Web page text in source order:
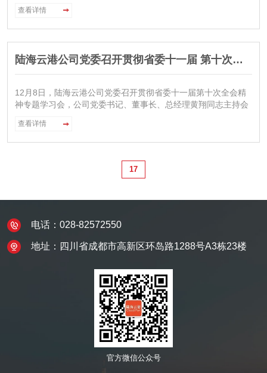
观看爱国主义影片《跨过鸭绿江》，重温抗美援朝战争那段可歌
可泣的历史，感受志愿军战士舍生忘死、保家卫国的英雄主义精
史故事，首次以中国人民志愿军司令员兼政委彭德怀的视角讲
述，从中央领导的战略思维、志愿军将领的战场谋略、前线志愿
军战士的浴血奋战等多个维度，再现了一场场可歌可泣、荡气回
肠的英勇战斗。
查看详情
陆海云港公司党委召开贯彻省委十一届 第十次全会精神专题学习会
12月8日，陆海云港公司党委召开贯彻省委十一届第十次全会精
神专题学习会，公司党委书记、董事长、总经理黄翔同志主持会
查看详情
17
电话：028-82572550
地址：四川省成都市高新区环岛路1288号A3栋23楼
官方微信公众号